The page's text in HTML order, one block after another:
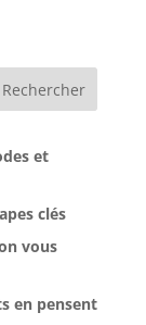
Rechercher
et
clés
vous
en pensent